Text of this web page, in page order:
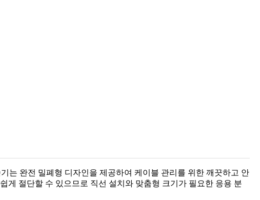
는 완전 밀폐형 디자인을 제공하여 케이블 관리를 위한 깨끗하고 안
게 절단할 수 있으므로 직선 설치와 맞춤형 크기가 필요한 응용 분